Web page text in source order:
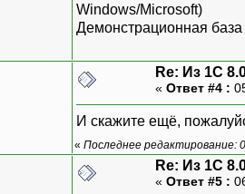
Windows/Microsoft)
Демонстрационная
Re: Из 1С
« Ответ #4 :
И скажите ещё,
« Последнее редактирование:
Re: Из 1С
« Ответ #5 :